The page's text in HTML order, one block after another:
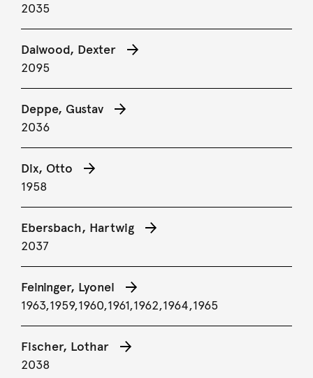
2035
Dalwood, Dexter
2095
Deppe, Gustav
2036
Dix, Otto
1958
Ebersbach, Hartwig
2037
Feininger, Lyonel
1963,1959,1960,1961,1962,1964,1965
Fischer, Lothar
2038